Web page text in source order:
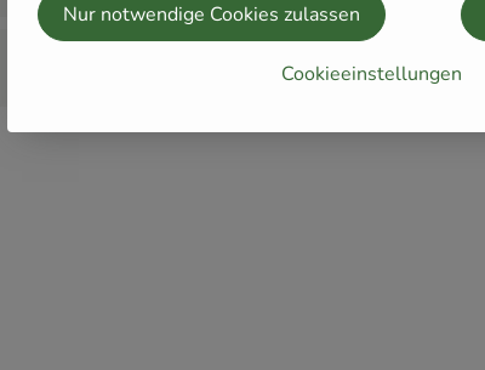
Cookieeinstellungen
Nur notwendige Cookies zulassen